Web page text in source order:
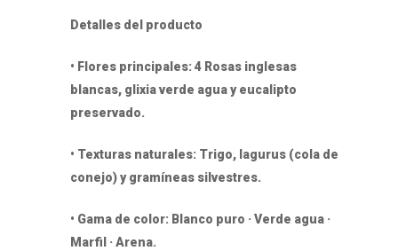
Detalles del producto
• Flores principales: 4 Rosas inglesas
blancas, glixia verde agua y eucalipto
preservado.
• Texturas naturales: Trigo, lagurus (cola de
conejo) y gramíneas silvestres.
• Gama de color: Blanco puro · Verde agua ·
Marfil · Arena.